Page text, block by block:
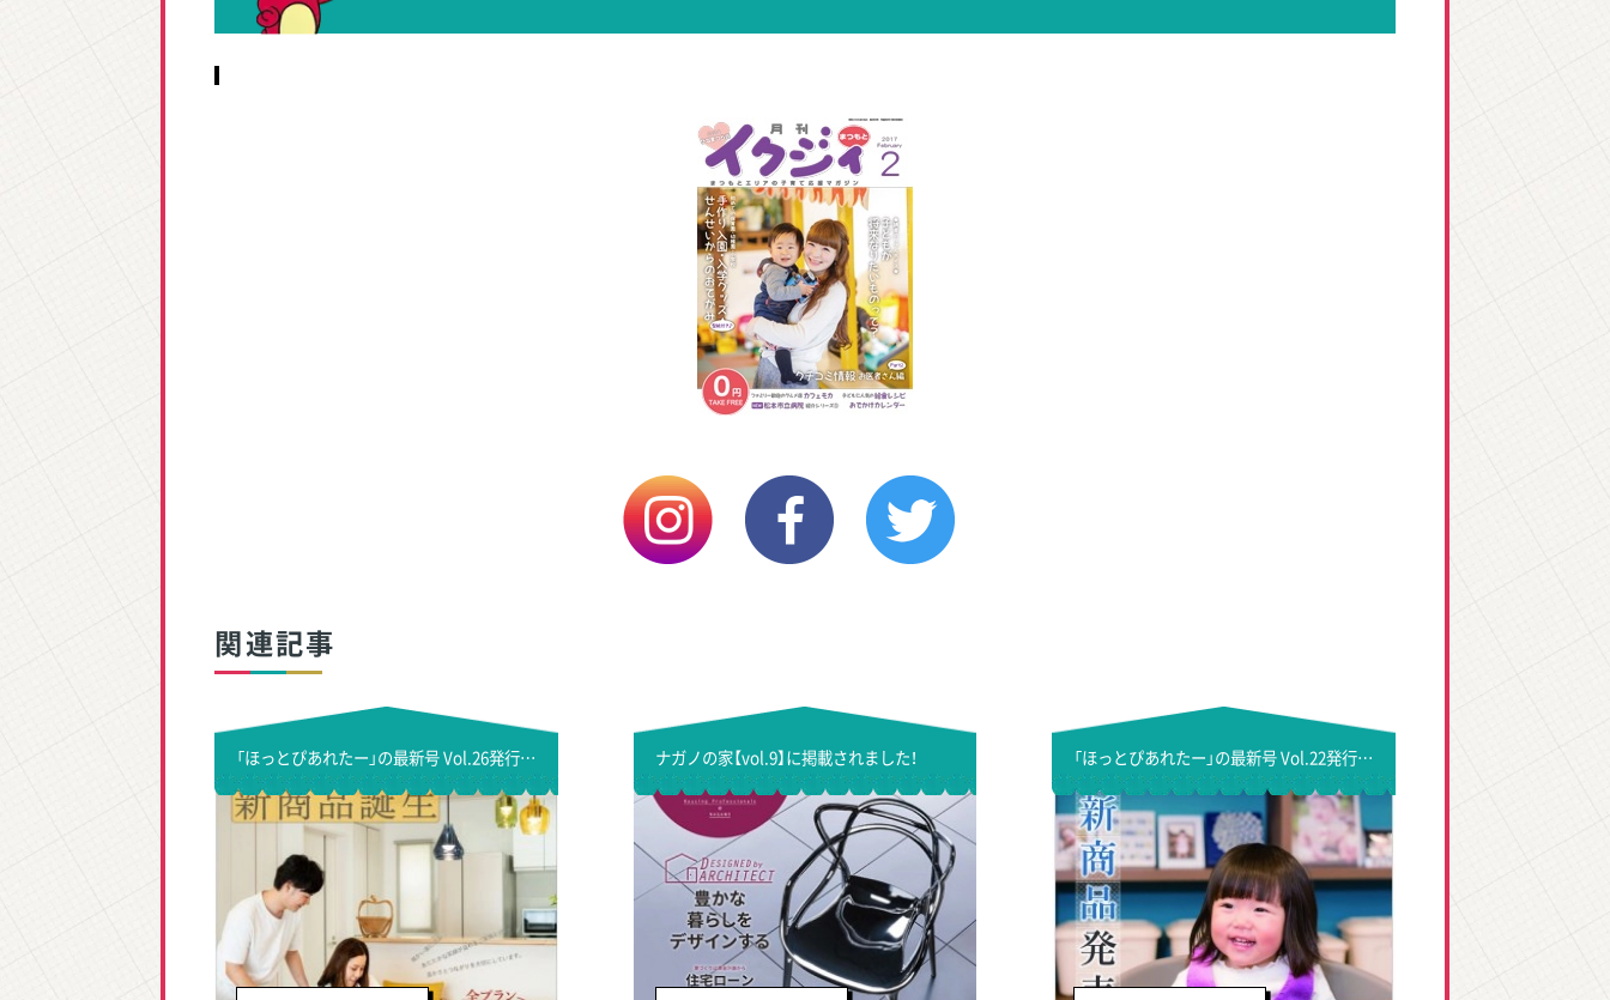
関連記事
「ほっとぴあれたー」の最新号 Vol.26発行しました！ ナガノの家【vol.9】に掲載されました！ 「ほっとぴあれたー」の最新号 Vol.22発行しました！